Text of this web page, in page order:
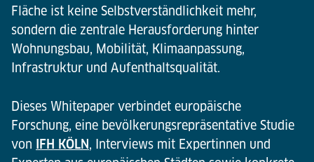
Fläche ist keine Selbstverständlichkeit mehr,
sondern die zentrale Herausforderung hinter
Wohnungsbau, Mobilität, Klimaanpassung,
Infrastruktur und Aufenthaltsqualität.
Dieses Whitepaper verbindet europäische
Forschung, eine bevölkerungsrepräsentative Studie
von
IFH KÖLN, Interviews mit Expertinnen und